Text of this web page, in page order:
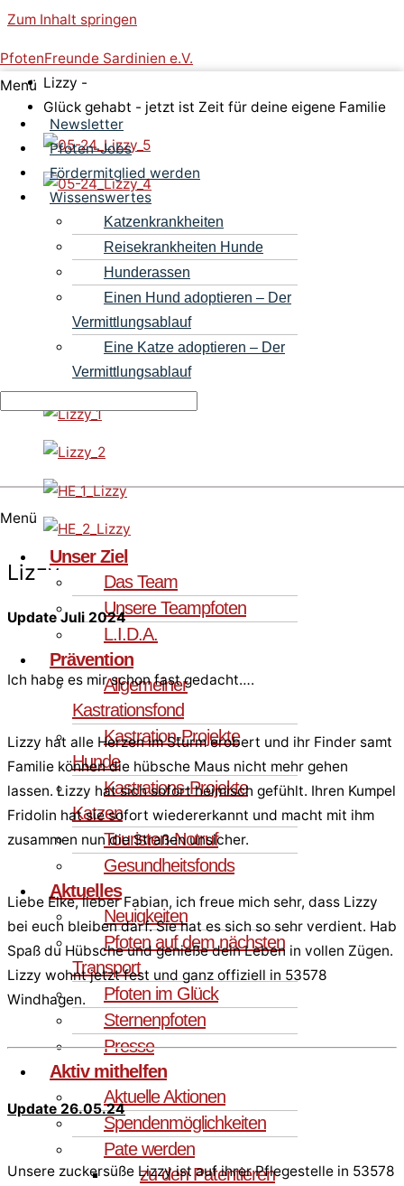
Zum Inhalt springen
PfotenFreunde Sardinien e.V.
Menü
Newsletter
Pfoten-Jobs
Fördermitglied werden
Wissenswertes
Katzenkrankheiten
Reisekrankheiten Hunde
Hunderassen
Einen Hund adoptieren – Der
Vermittlungsablauf
Eine Katze adoptieren – Der
Vermittlungsablauf
Menü
Unser Ziel
Das Team
Unsere Teampfoten
L.I.D.A.
Prävention
Allgemeiner
Kastrationsfond
Kastration-Projekte
Hunde
Kastrations-Projekte
Katzen
Touristen-Notruf
Gesundheitsfonds
Aktuelles
Neuigkeiten
Pfoten auf dem nächsten
Transport
Pfoten im Glück
Sternenpfoten
Presse
Aktiv mithelfen
Aktuelle Aktionen
Spendenmöglichkeiten
Pate werden
zu den Patentieren
Lizzy -
Glück gehabt - jetzt ist Zeit für deine eigene Familie
Lizzy
Update Juli 2024
Ich habe es mir schon fast gedacht….
Lizzy hat alle Herzen im Sturm erobert und ihr Finder samt
Familie können die hübsche Maus nicht mehr gehen
lassen. Lizzy hat sich sofort heimisch gefühlt. Ihren Kumpel
Fridolin hat sie sofort wiedererkannt und macht mit ihm
zusammen nun die Straßen unsicher.
Liebe Elke, lieber Fabian, ich freue mich sehr, dass Lizzy
bei euch bleiben darf. Sie hat es sich so sehr verdient. Hab
Spaß du Hübsche und genieße dein Leben in vollen Zügen.
Lizzy wohnt jetzt fest und ganz offiziell in 53578
Windhagen.
Update 26.05.24
Unsere zuckersüße Lizzy ist auf ihrer Pflegestelle in 53578